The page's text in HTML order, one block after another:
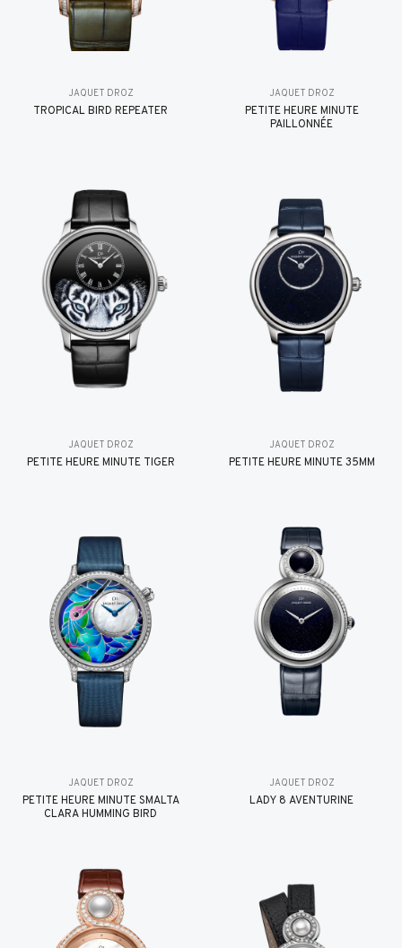
JAQUET DROZ
TROPICAL BIRD REPEATER
JAQUET DROZ
PETITE HEURE MINUTE
PAILLONNÉE
JAQUET DROZ
PETITE HEURE MINUTE TIGER
JAQUET DROZ
PETITE HEURE MINUTE 35MM
JAQUET DROZ
PETITE HEURE MINUTE SMALTA
CLARA HUMMING BIRD
JAQUET DROZ
LADY 8 AVENTURINE